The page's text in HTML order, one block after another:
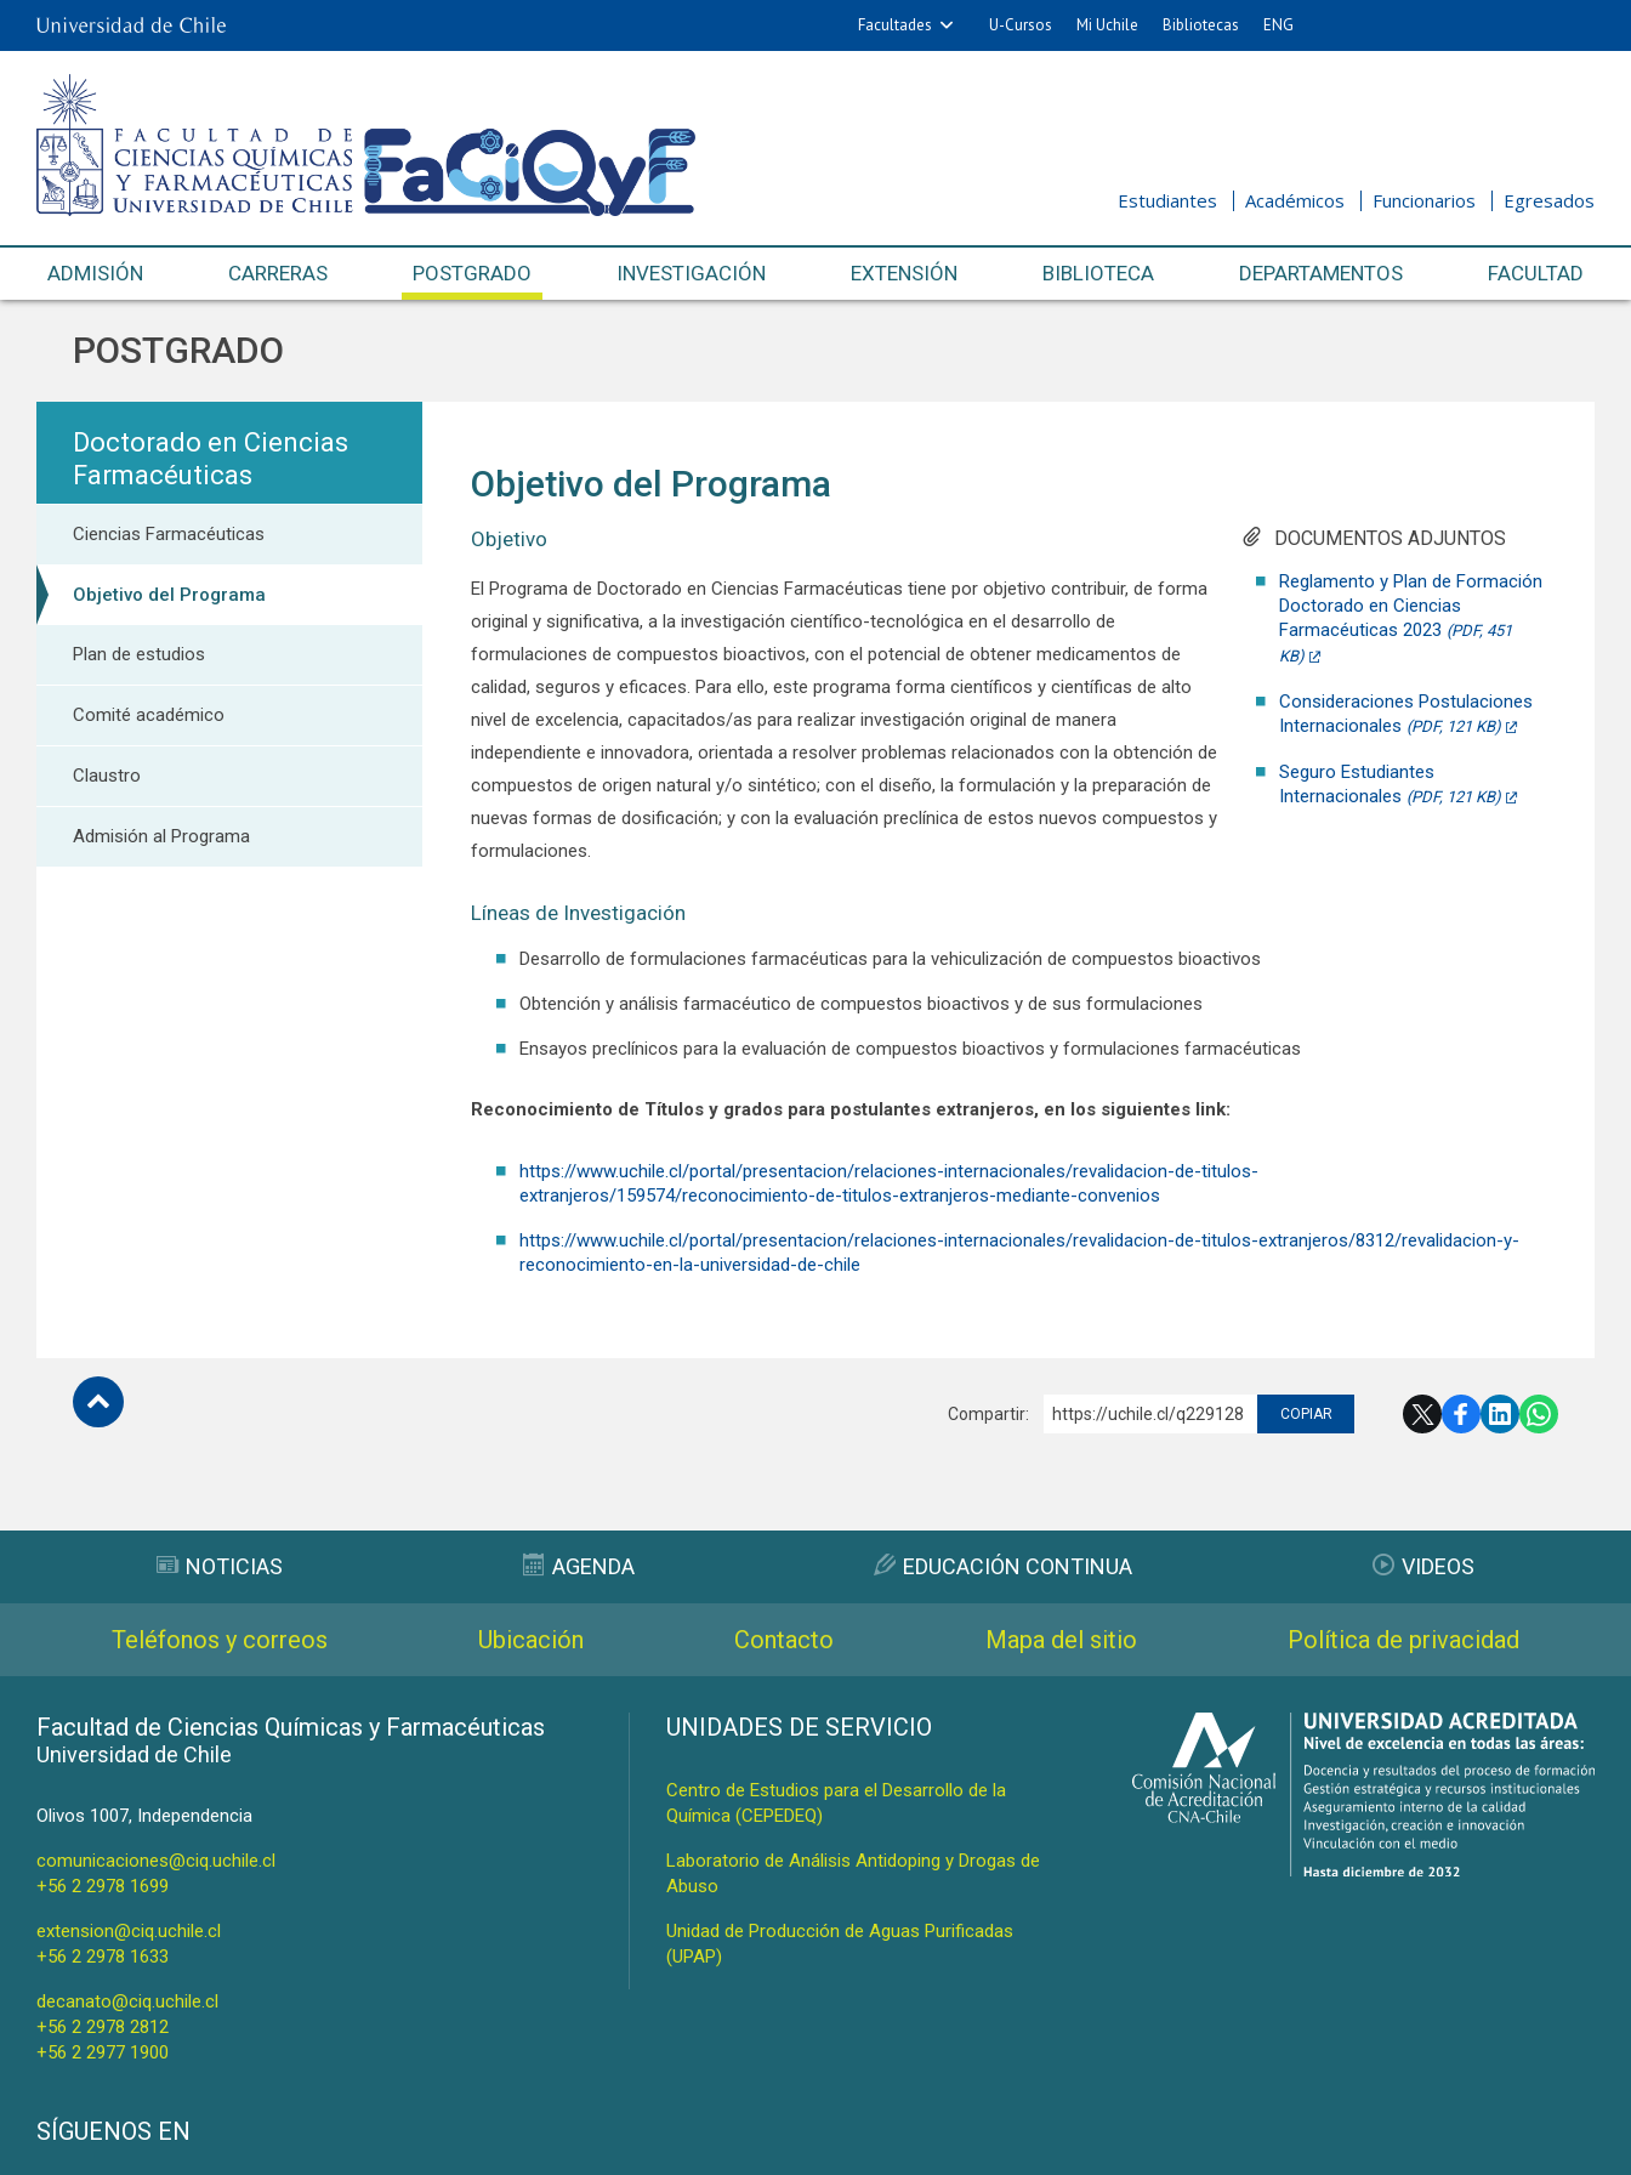
Facultades U-Cursos Mi Uchile Bibliotecas ENG
Estudiantes Académicos Funcionarios Egresados
ADMISIÓN CARRERAS POSTGRADO INVESTIGACIÓN EXTENSIÓN BIBLIOTECA DEPARTAMENTOS FACULTAD
POSTGRADO
Doctorado en Ciencias
Farmacéuticas
Ciencias Farmacéuticas
Objetivo del Programa
Plan de estudios
Comité académico
Claustro
Admisión al Programa
Objetivo del Programa
DOCUMENTOS ADJUNTOS
Reglamento y Plan de Formación
Doctorado en Ciencias
Farmacéuticas 2023 (PDF, 451
KB)
Consideraciones Postulaciones
Internacionales (PDF, 121 KB)
Seguro Estudiantes
Internacionales (PDF, 121 KB)
Objetivo
El Programa de Doctorado en Ciencias Farmacéuticas tiene por objetivo contribuir, de forma
original y significativa, a la investigación científico-tecnológica en el desarrollo de
formulaciones de compuestos bioactivos, con el potencial de obtener medicamentos de
calidad, seguros y eficaces. Para ello, este programa forma científicos y científicas de alto
nivel de excelencia, capacitados/as para realizar investigación original de manera
independiente e innovadora, orientada a resolver problemas relacionados con la obtención de
compuestos de origen natural y/o sintético; con el diseño, la formulación y la preparación de
nuevas formas de dosificación; y con la evaluación preclínica de estos nuevos compuestos y
formulaciones.
Líneas de Investigación
Desarrollo de formulaciones farmacéuticas para la vehiculización de compuestos bioactivos
Obtención y análisis farmacéutico de compuestos bioactivos y de sus formulaciones
Ensayos preclínicos para la evaluación de compuestos bioactivos y formulaciones farmacéuticas
Reconocimiento de Títulos y grados para postulantes extranjeros, en los siguientes link:
https://www.uchile.cl/portal/presentacion/relaciones-internacionales/revalidacion-de-titulos-
extranjeros/159574/reconocimiento-de-titulos-extranjeros-mediante-convenios
https://www.uchile.cl/portal/presentacion/relaciones-internacionales/revalidacion-de-titulos-extranjeros/8312/revalidacion-y-
reconocimiento-en-la-universidad-de-chile
Compartir: https://uchile.cl/q229128 COPIAR
NOTICIAS AGENDA EDUCACIÓN CONTINUA VIDEOS
Teléfonos y correos Ubicación Contacto Mapa del sitio Política de privacidad
Facultad de Ciencias Químicas y Farmacéuticas
Universidad de Chile
Olivos 1007, Independencia
comunicaciones@ciq.uchile.cl
+56 2 2978 1699
extension@ciq.uchile.cl
+56 2 2978 1633
decanato@ciq.uchile.cl
+56 2 2978 2812
+56 2 2977 1900
SÍGUENOS EN
UNIDADES DE SERVICIO
Centro de Estudios para el Desarrollo de la
Química (CEPEDEQ)
Laboratorio de Análisis Antidoping y Drogas de
Abuso
Unidad de Producción de Aguas Purificadas
(UPAP)